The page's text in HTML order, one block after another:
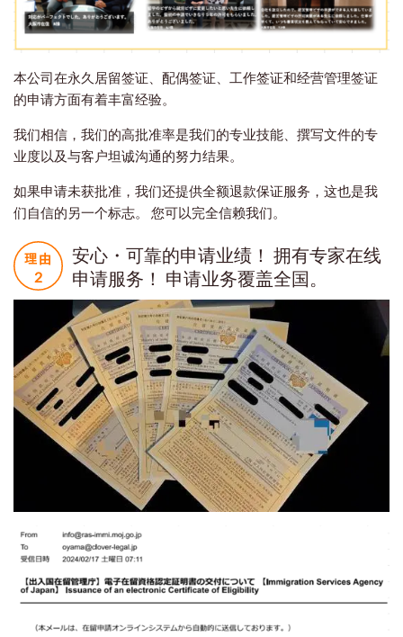
本公司在永久居留签证、配偶签证、工作签证和经营管理签证
的申请方面有着丰富经验。
我们相信，我们的高批准率是我们的专业技能、撰写文件的专
业度以及与客户坦诚沟通的努力结果。
如果申请未获批准，我们还提供全额退款保证服务，这也是我
们自信的另一个标志。 您可以完全信赖我们。
安心・可靠的申请业绩！ 拥有专家在线
申请服务！ 申请业务覆盖全国。